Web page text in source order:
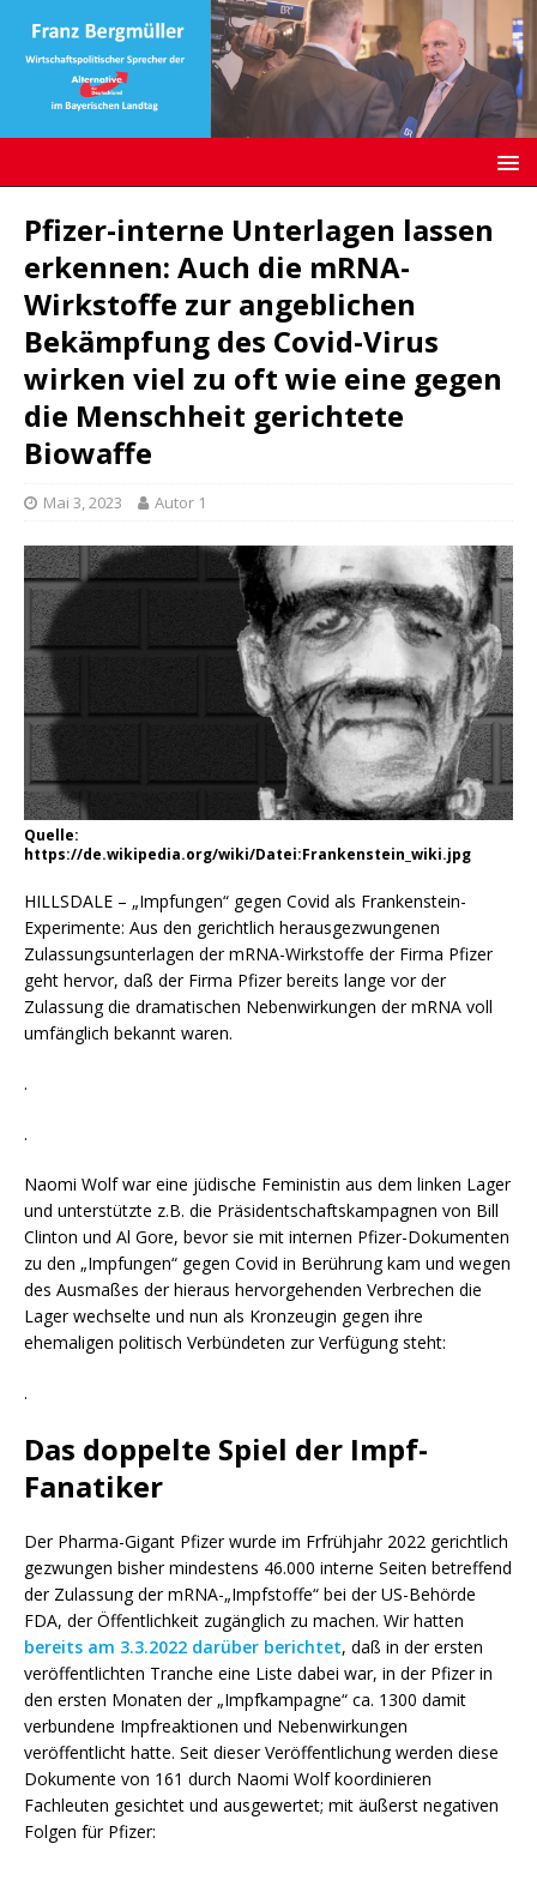
Pfizer-interne Unterlagen lassen
erkennen: Auch die mRNA-
Wirkstoffe zur angeblichen
Bekämpfung des Covid-Virus
wirken viel zu oft wie eine gegen
die Menschheit gerichtete
Biowaffe
Mai 3, 2023 Autor 1
Quelle:
https://de.wikipedia.org/wiki/Datei:Frankenstein_wiki.jpg
HILLSDALE – „Impfungen“ gegen Covid als Frankenstein-
Experimente: Aus den gerichtlich herausgezwungenen
Zulassungsunterlagen der mRNA-Wirkstoffe der Firma Pfizer
geht hervor, daß der Firma Pfizer bereits lange vor der
Zulassung die dramatischen Nebenwirkungen der mRNA voll
umfänglich bekannt waren.
.
.
Naomi Wolf war eine jüdische Feministin aus dem linken Lager
und unterstützte z.B. die Präsidentschaftskampagnen von Bill
Clinton und Al Gore, bevor sie mit internen Pfizer-Dokumenten
zu den „Impfungen“ gegen Covid in Berührung kam und wegen
des Ausmaßes der hieraus hervorgehenden Verbrechen die
Lager wechselte und nun als Kronzeugin gegen ihre
ehemaligen politisch Verbündeten zur Verfügung steht:
.
Das doppelte Spiel der Impf-
Fanatiker
Der Pharma-Gigant Pfizer wurde im Frfrühjahr 2022 gerichtlich
gezwungen bisher mindestens 46.000 interne Seiten betreffend
der Zulassung der mRNA-„Impfstoffe“ bei der US-Behörde
FDA, der Öffentlichkeit zugänglich zu machen. Wir hatten
bereits am 3.3.2022 darüber berichtet, daß in der ersten
veröffentlichten Tranche eine Liste dabei war, in der Pfizer in
den ersten Monaten der „Impfkampagne“ ca. 1300 damit
verbundene Impfreaktionen und Nebenwirkungen
veröffentlicht hatte. Seit dieser Veröffentlichung werden diese
Dokumente von 161 durch Naomi Wolf koordinieren
Fachleuten gesichtet und ausgewertet; mit äußerst negativen
Folgen für Pfizer: